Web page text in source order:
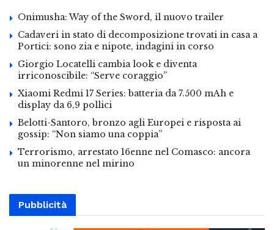
Onimusha: Way of the Sword, il nuovo trailer
Cadaveri in stato di decomposizione trovati in casa a
Portici: sono zia e nipote, indagini in corso
Giorgio Locatelli cambia look e diventa
irriconoscibile: “Serve coraggio”
Xiaomi Redmi 17 Series: batteria da 7.500 mAh e
display da 6,9 pollici
Belotti-Santoro, bronzo agli Europei e risposta ai
gossip: “Non siamo una coppia”
Terrorismo, arrestato 16enne nel Comasco: ancora
un minorenne nel mirino
Pubblicità